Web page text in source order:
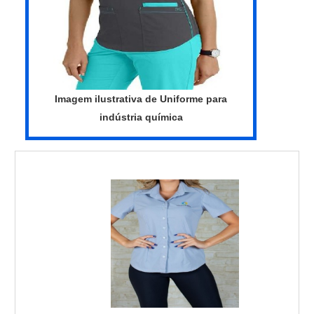
camisa polo para uniforme preço acessível.
Sempre de olho no mercado, traz
novidades em itens como calça profissional
com faixa refletiva e camisa gola polo para
uniforme.É uma empresa altamente
qualificada e comprometida com seus
serviços, conquistas adquiridas porque
investiu em uma estrutura que hoje conta
com escritório de alta qualidade onde são
planejada para entregas em curto prazo.
Tudo isso, unido a um time de equipe
multidisciplinar de consultores associados
e profissionais com vasta experiência na
área de atuação, garante uma entrega de
excelência de ponta a ponta....
deve-se buscar uma empresa que tenha
produtos e serviços com ótima qualidade e
precisão, características simples, mas que
mostram o comprometimento da empresa
com seus clientes.Isso tudo é a razão pela
qual a Routte é uma empresa que preza
pela segurança quando falamos de
empresas do segmento de uniformes
profissionais. O foco é entregar tudo que há
para cada cliente.QUALIDADES E
PONTOS FORTES DA EMPRESANa
Routte tem tudo que se precisa para
uniformes profissionais. É possível
encontrar uma grande variedade no
portfólio, como jaquetas personalizadas
para empresas e camisa gola polo para
uniforme com ótima qualidade e
Imagem ilustrativa de Uniforme para
indústria química